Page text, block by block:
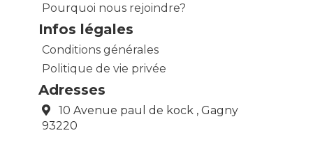
Pourquoi nous rejoindre?
Infos légales
Conditions générales
Politique de vie privée
Adresses
10 Avenue paul de kock , Gagny
93220